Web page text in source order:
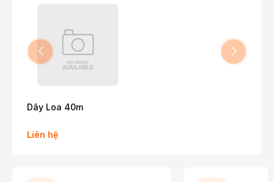
Dây Loa 40m
Liên hệ